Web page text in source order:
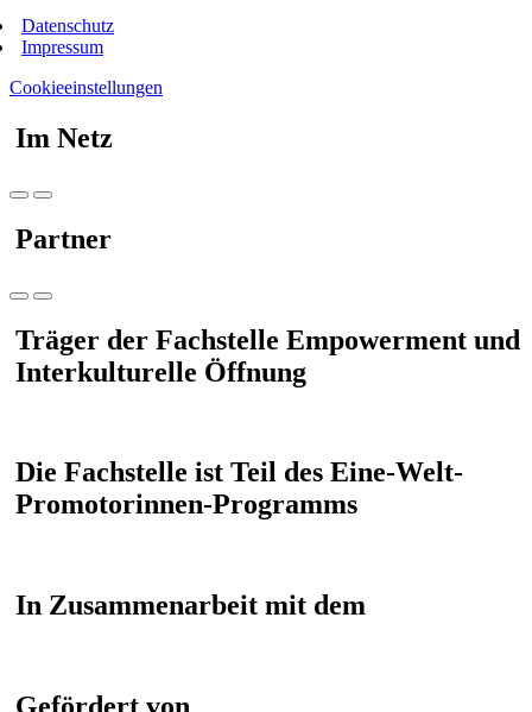
Datenschutz
Impressum
Cookieeinstellungen
Im Netz
Partner
Träger der Fachstelle Empowerment und
Interkulturelle Öffnung
Die Fachstelle ist Teil des Eine-Welt-
Promotorinnen-Programms
In Zusammenarbeit mit dem